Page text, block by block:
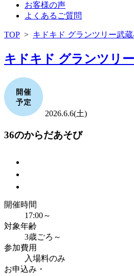
お客様の声
よくあるご質問
TOP > キドキド グランツリー武
キドキド グランツリ
2026.6.6(土)
36のからだあそび
開催時間
17:00～
対象年齢
3歳ごろ～
参加費用
入場料のみ
お申込み・